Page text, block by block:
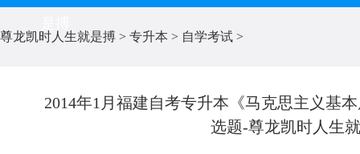
尊龙凯时人生就是搏 > 专升本 > 自学考试 >
2014年1月福建自考专升本《马克思主义基
选题-尊龙凯时人生